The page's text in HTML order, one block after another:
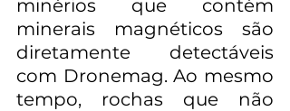
minérios que contém
minerais magnéticos são
diretamente detectáveis
com Dronemag. Ao mesmo
tempo, rochas que não